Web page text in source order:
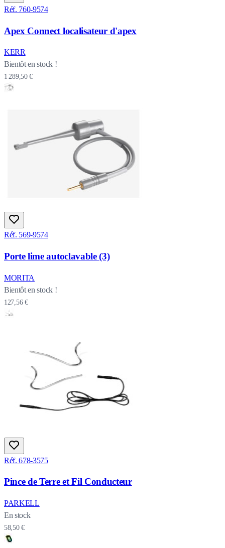
Réf. 760-9574
Apex Connect localisateur d'apex
KERR
Bientôt en stock !
1 289,50 €
Réf. 569-9574
Porte lime autoclavable (3)
MORITA
Bientôt en stock !
127,56 €
Réf. 678-3575
Pince de Terre et Fil Conducteur
PARKELL
En stock
58,50 €